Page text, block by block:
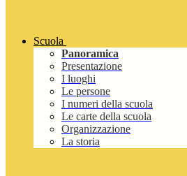
Scuola
Panoramica
Presentazione
I luoghi
Le persone
I numeri della scuola
Le carte della scuola
Organizzazione
La storia